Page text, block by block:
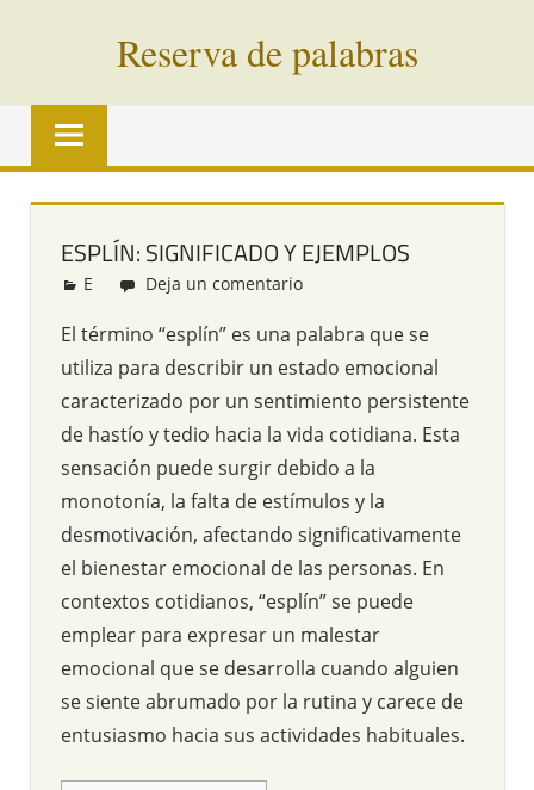
Reserva de palabras
Palabras
vías
todo
mundo
ESPLÍN: SIGNIFICADO Y EJEMPLOS
Redacción
E Deja un comentario
El término “esplín” es una palabra que se
utiliza para describir un estado emocional
caracterizado por un sentimiento persistente
de hastío y tedio hacia la vida cotidiana. Esta
sensación puede surgir debido a la
monotonía, la falta de estímulos y la
desmotivación, afectando significativamente
el bienestar emocional de las personas. En
contextos cotidianos, “esplín” se puede
emplear para expresar un malestar
emocional que se desarrolla cuando alguien
se siente abrumado por la rutina y carece de
entusiasmo hacia sus actividades habituales.